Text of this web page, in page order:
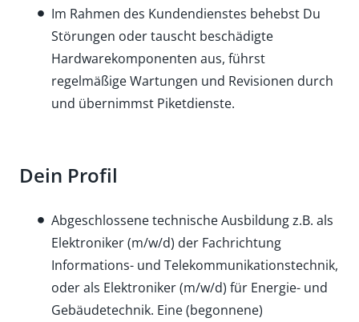
Im Rahmen des Kundendienstes behebst Du
Störungen oder tauscht beschädigte
Hardwarekomponenten aus, führst
regelmäßige Wartungen und Revisionen durch
und übernimmst Piketdienste.
Dein Profil
Abgeschlossene technische Ausbildung z.B. als
Elektroniker (m/w/d) der Fachrichtung
Informations- und Telekommunikationstechnik,
oder als Elektroniker (m/w/d) für Energie- und
Gebäudetechnik. Eine (begonnene)